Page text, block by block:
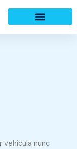
nunc